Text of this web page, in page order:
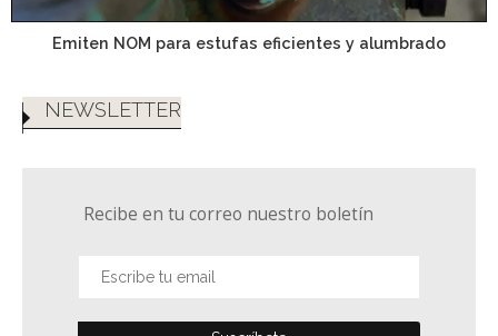
Emiten NOM para estufas eficientes y alumbrado
NEWSLETTER
Recibe en tu correo nuestro boletín